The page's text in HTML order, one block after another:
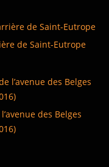
de Saint-Eutrope
des Belges